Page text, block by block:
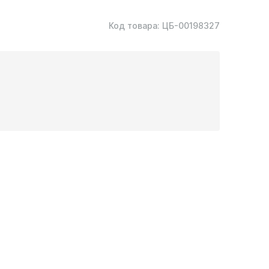
Код товара: ЦБ-00198327